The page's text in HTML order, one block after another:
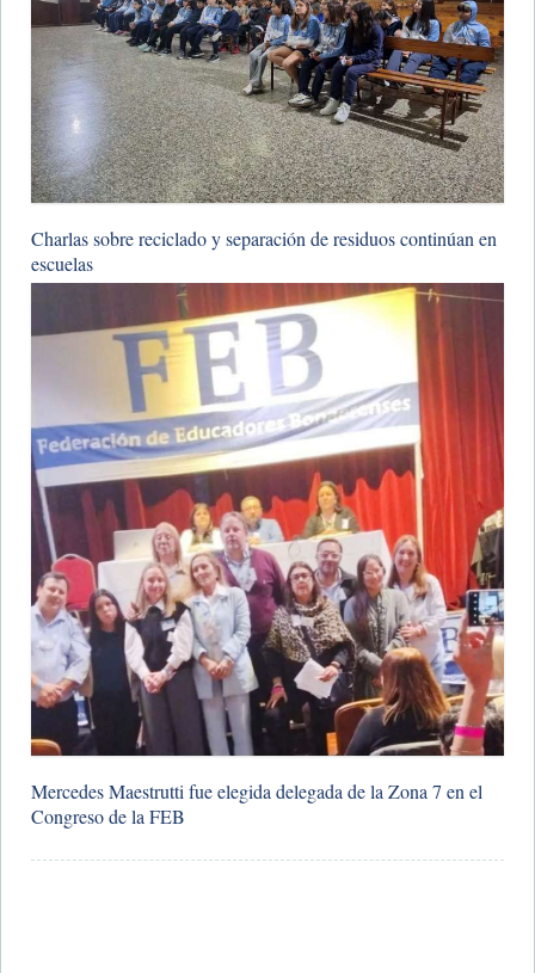
Charlas sobre reciclado y separación de residuos continúan en
escuelas
Mercedes Maestrutti fue elegida delegada de la Zona 7 en el
Congreso de la FEB